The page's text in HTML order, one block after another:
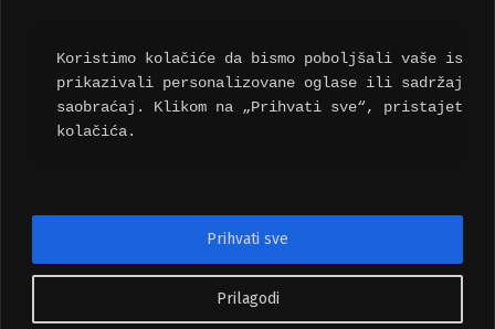
Koristimo kolačiće da bismo poboljšali vaše
prikazivali personalizovane oglase ili sadržaj
saobraćaj. Klikom na „Prihvati sve“, pristajete
kolačića.
Prilagodi
Prihvati sve
Vesti
Мета
Довод уноса
sr.WordPress.org